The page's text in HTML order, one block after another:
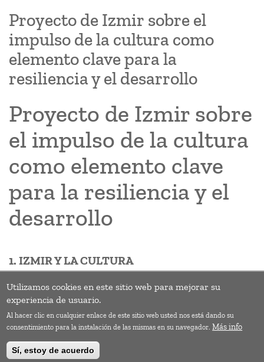
Proyecto de Izmir sobre el
impulso de la cultura como
elemento clave para la
resiliencia y el desarrollo
Proyecto de Izmir sobre
el impulso de la cultura
como elemento clave
para la resiliencia y el
desarrollo
1. IZMIR Y LA CULTURA
ciudad portuaria entre Asia y Europa que conserva su importancia
como centro de comercio desde hace siglos.
Suscribirse a Solidaridad
Utilizamos cookies en este sitio web para mejorar su
experiencia de usuario.
Al hacer clic en cualquier enlace de este sitio web usted nos está dando su
consentimiento para la instalación de las mismas en su navegador. Más info
Sí, estoy de acuerdo